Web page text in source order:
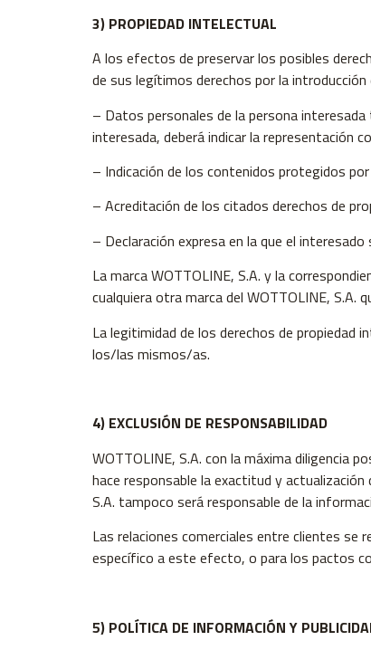
3) PROPIEDAD INTELECTUAL
A los efectos de preservar los posibles
de sus legítimos derechos por la
– Datos personales de la persona
interesada, deberá indicar la representación
– Indicación de los contenidos protegidos
– Acreditación de los citados derechos de
– Declaración expresa en la que el
La marca WOTTOLINE, S.A. y la
cualquiera otra marca del WOTTOLINE,
La legitimidad de los derechos de propiedad
los/las mismos/as.
4) EXCLUSIÓN DE RESPONSABILIDAD
WOTTOLINE, S.A. con la máxima diligencia
hace responsable la exactitud y
S.A. tampoco será responsable de la
Las relaciones comerciales entre clientes se
específico a este efecto, o para los pactos
5) POLÍTICA DE INFORMACIÓN Y